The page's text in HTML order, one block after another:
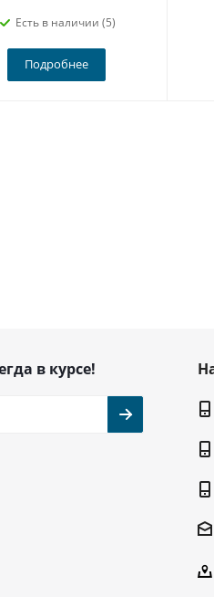
Есть в наличии (5)
Подробнее
в курсе!